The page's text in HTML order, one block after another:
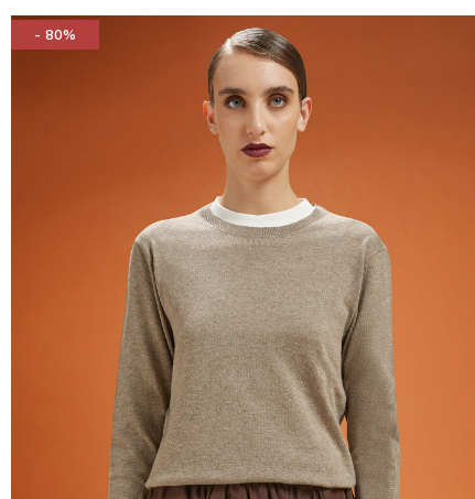
- 80%